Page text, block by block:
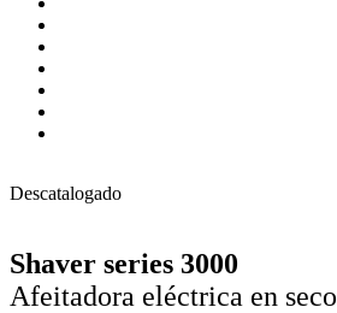
Descatalogado
Shaver series 3000
Afeitadora eléctrica en seco